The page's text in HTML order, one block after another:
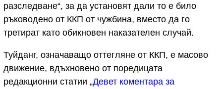
разследване“, за да установят дали то е било
ръководено от ККП от чужбина, вместо да го
третират като обикновен наказателен случай.
Туйданг, означаващо оттегляне от ККП, е масово
движение, вдъхновено от поредицата
редакционни статии „Девет коментара за